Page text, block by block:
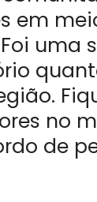
em
no
de